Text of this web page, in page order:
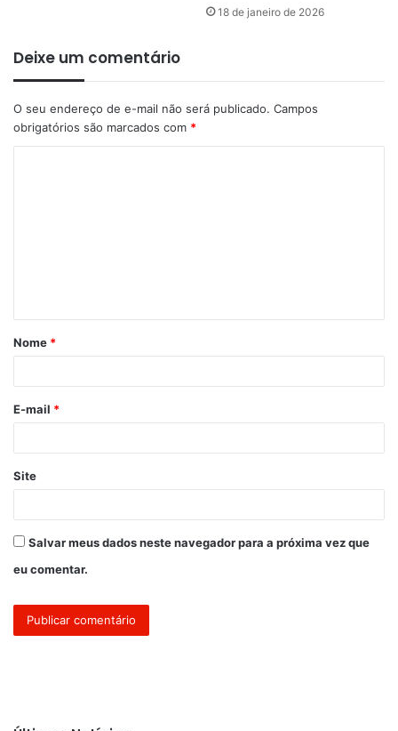
18 de janeiro de 2026
Deixe um comentário
O seu endereço de e-mail não será publicado. Campos
obrigatórios são marcados com *
á
r
*
Nome *
E-mail *
Site
Salvar meus dados neste navegador para a próxima vez que
eu comentar.